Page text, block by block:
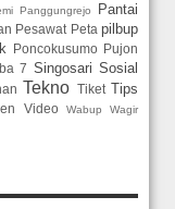
Panggungrejo Pantai
Pesawat Peta pilbup
Poncokusumo Pujon
7 Singosari Sosial
Tekno Tiket Tips
Video Wabup Wagir